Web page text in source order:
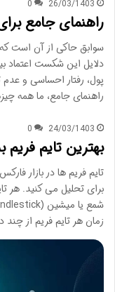
26/03/1403
0
راهنمای جامع
دلایل این شکست
پول، رفتار احساسی و
راهنمای جامع، ما همه
24/03/1403
0
بهترین تایم
تایم فریم ها در بازار
برای تحلیل می کنید. هر
زمان هر تایم فریم از چند